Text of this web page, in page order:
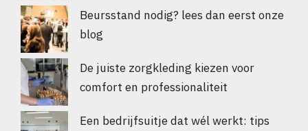
Beursstand nodig? lees dan eerst onze
blog
De juiste zorgkleding kiezen voor
comfort en professionaliteit
Een bedrijfsuitje dat wél werkt: tips